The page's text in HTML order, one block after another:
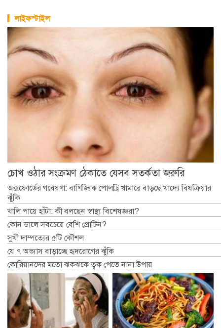
লাইফস্টাইল
চোখ ওঠার সংক্রমণ ঠেকাতে যেসব সতর্কতা জরুরি
অক্সফোর্ডের গবেষণা: বাণিজ্যিক পোলট্রি খামারে বাড়ছে খাদ্যে বিষক্রিয়ার
ঝুঁকি
খালি পায়ে হাঁটা: কী বলছেন স্বাস্থ্য বিশেষজ্ঞরা?
কোন ডালে সবচেয়ে বেশি প্রোটিন?
সুখী দাম্পত্যের ৫টি কৌশল
যে ৭ অভ্যাস বাড়াচ্ছে হৃদরোগের ঝুঁকি
কোরিয়ানদের মতো ঝকঝকে ত্বক পেতে নানা উপায়